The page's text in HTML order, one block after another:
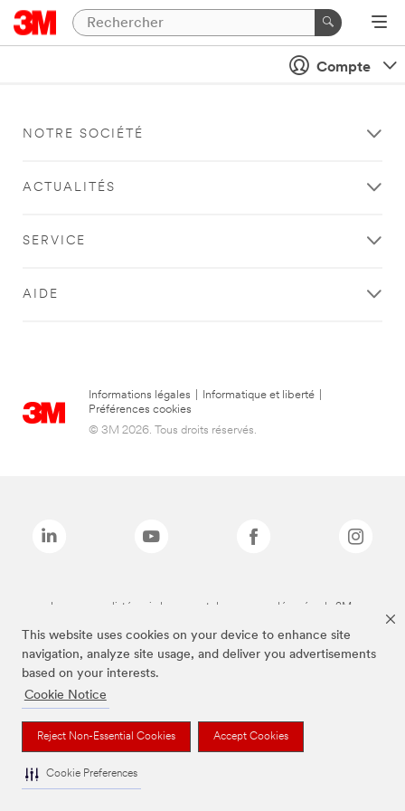
This website uses cookies on your device to enhance site
navigation, analyze site usage, and deliver you advertisements
based on your interests.
Cookie Notice
Reject Non-Essential Cookies Accept Cookies
Cookie Preferences
Compte
NOTRE SOCIÉTÉ
ACTUALITÉS
SERVICE
AIDE
Informations légales Informatique et liberté
Préférences cookies
© 3M 2026. Tous droits réservés.
Les marques listées ci-dessus sont des marques déposées de 3M.